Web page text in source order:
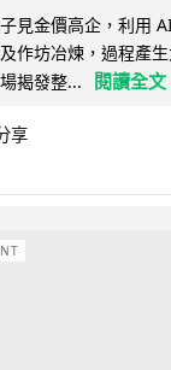
見金價高企，利用
作坊冶煉，過程產
揭發整...
閱讀全文
享